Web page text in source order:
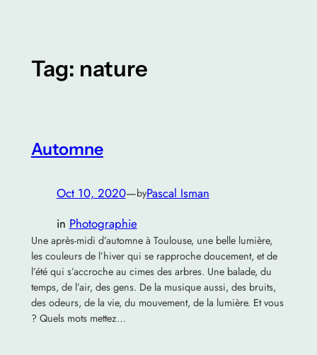
Tag: nature
Automne
Oct 10, 2020—byPascal Isman
in Photographie
Une après-midi d’automne à Toulouse, une belle lumière,
les couleurs de l’hiver qui se rapproche doucement, et de
l’été qui s’accroche au cimes des arbres. Une balade, du
temps, de l’air, des gens. De la musique aussi, des bruits,
des odeurs, de la vie, du mouvement, de la lumière. Et vous
? Quels mots mettez…